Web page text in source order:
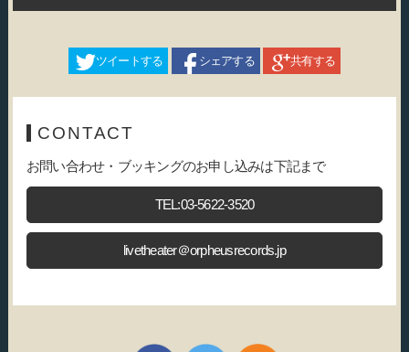
ツイートする シェアする 共有する
CONTACT
お問い合わせ・ブッキングのお申し込みは下記まで
TEL:03-5622-3520
livetheater＠orpheusrecords.jp